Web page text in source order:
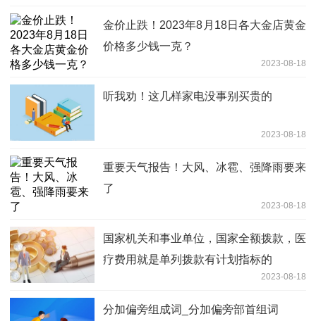
金价止跌！2023年8月18日各大金店黄金
价格多少钱一克？
2023-08-18
听我劝！这几样家电没事别买贵的
2023-08-18
重要天气报告！大风、冰雹、强降雨要来
了
2023-08-18
国家机关和事业单位，国家全额拨款，医
疗费用就是单列拨款有计划指标的
2023-08-18
分加偏旁组成词_分加偏旁部首组词